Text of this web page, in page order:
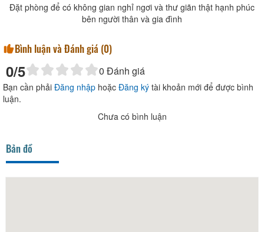
Đặt phòng để có không gian nghỉ ngơi và thư giãn thật hạnh phúc
bên người thân và gia đình
Bình luận và Đánh giá (0)
0/5 0 Đánh giá
Bạn cần phải Đăng nhập hoặc Đăng ký tài khoản mới để được bình
luận.
Chưa có bình luận
Bản đồ